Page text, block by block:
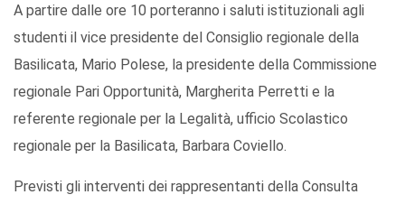
A partire dalle ore 10 porteranno i saluti istituzionali agli
studenti il vice presidente del Consiglio regionale della
Basilicata, Mario Polese, la presidente della Commissione
regionale Pari Opportunità, Margherita Perretti e la
referente regionale per la Legalità, ufficio Scolastico
regionale per la Basilicata, Barbara Coviello.
Previsti gli interventi dei rappresentanti della Consulta